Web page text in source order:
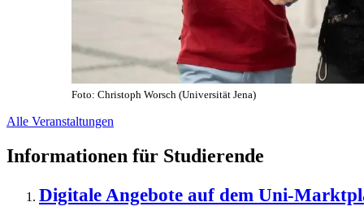
Foto: Christoph Worsch (Universität Jena)
Alle Veranstaltungen
Informationen für Studierende
Digitale Angebote auf dem Uni-